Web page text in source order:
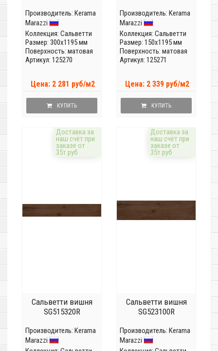
Производитель: Kerama
Marazzi
Коллекция: Сальветти
Размер: 300x1195 мм
Поверхность: матовая
Артикул: 125270
Цена: 2 281 руб/м2
КУПИТЬ
Производитель: Kerama
Marazzi
Коллекция: Сальветти
Размер: 150x1195 мм
Поверхность: матовая
Артикул: 125271
Цена: 2 339 руб/м2
КУПИТЬ
Доставка за
наш счёт при
заказе от
35т.руб
Сальветти вишня
SG515320R
Производитель: Kerama
Marazzi
Доставка за
наш счёт при
заказе от
35т.руб
Сальветти вишня
SG523100R
Производитель: Kerama
Marazzi